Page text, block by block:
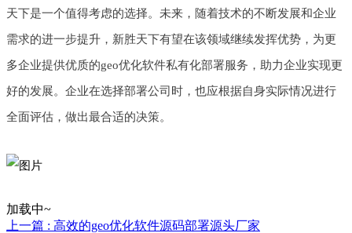
天下是一个值得考虑的选择。未来，随着技术的不断发展和企业
需求的进一步提升，新胜天下有望在该领域继续发挥优势，为更
多企业提供优质的geo优化软件私有化部署服务，助力企业实现更
好的发展。企业在选择部署公司时，也应根据自身实际情况进行
全面评估，做出最合适的决策。
加载中~
上一篇 : 高效的geo优化软件源码部署源头厂家